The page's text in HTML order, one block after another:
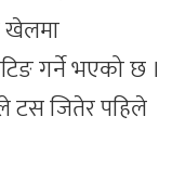
गर्ने भएको छ ।
टस जितेर पहिले